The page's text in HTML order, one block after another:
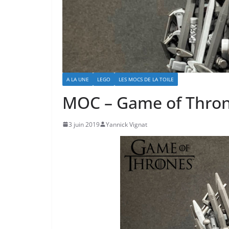
A LA UNE LEGO LES MOCS DE LA TOILE
MOC – Game of
3 juin 2019 Yannick Vignat